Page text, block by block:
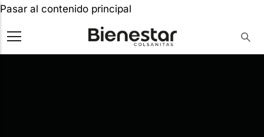
Pasar al contenido principal